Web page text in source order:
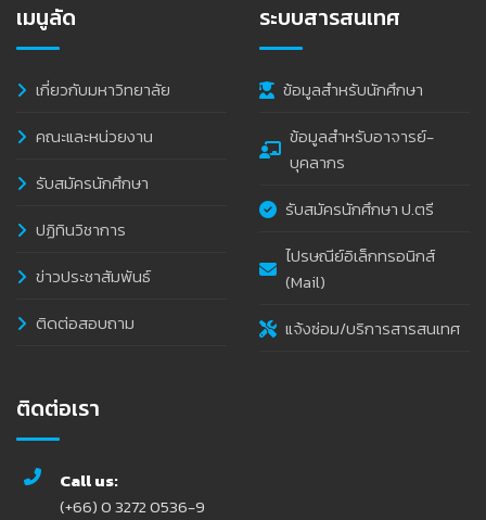
เมนูลัด
เกี่ยวกับมหาวิทยาลัย
คณะและหน่วยงาน
รับสมัครนักศึกษา
ปฏิทินวิชาการ
ข่าวประชาสัมพันธ์
ติดต่อสอบถาม
ระบบสารสนเทศ
ข้อมูลสำหรับนักศึกษา
ข้อมูลสำหรับอาจารย์-
บุคลากร
รับสมัครนักศึกษา ป.ตรี
ไปรษณีย์อิเล็กทรอนิกส์
(Mail)
แจ้งซ่อม/บริการสารสนเทศ
ติดต่อเรา
Call us:
(+66) 0 3272 0536-9